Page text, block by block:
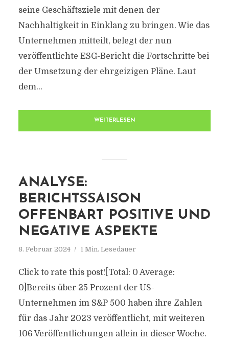
seine Geschäftsziele mit denen der
Nachhaltigkeit in Einklang zu bringen. Wie das
Unternehmen mitteilt, belegt der nun
veröffentlichte ESG-Bericht die Fortschritte bei
der Umsetzung der ehrgeizigen Pläne. Laut
dem...
WEITERLESEN
ANALYSE:
BERICHTSSAISON
OFFENBART POSITIVE UND
NEGATIVE ASPEKTE
8. Februar 2024 1 Min. Lesedauer
Click to rate this post![Total: 0 Average:
0]Bereits über 25 Prozent der US-
Unternehmen im S&P 500 haben ihre Zahlen
für das Jahr 2023 veröffentlicht, mit weiteren
106 Veröffentlichungen allein in dieser Woche.